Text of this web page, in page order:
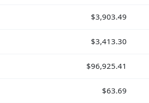
$3,903.49
$3,413.30
$96,925.41
$63.69